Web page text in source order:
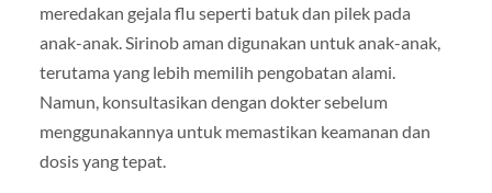
meredakan gejala flu seperti batuk dan pilek pada
anak-anak. Sirinob aman digunakan untuk anak-anak,
terutama yang lebih memilih pengobatan alami.
Namun, konsultasikan dengan dokter sebelum
menggunakannya untuk memastikan keamanan dan
dosis yang tepat.